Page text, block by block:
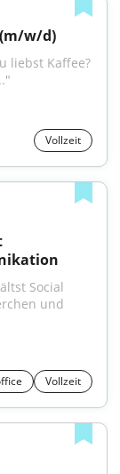
w/d)
liebst Kaffee?
Vollzeit
und
Vollzeit